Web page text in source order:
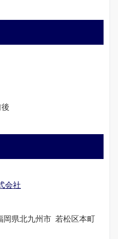
会社
県北九州市 若松区本町